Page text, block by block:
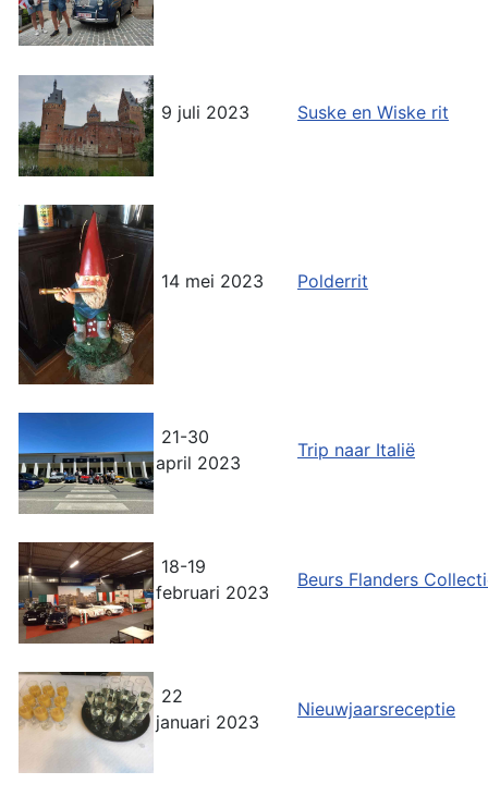
9 juli 2023 Suske en Wiske rit
14 mei 2023 Polderrit
21-30
april 2023
Trip naar Italië
18-19
februari 2023
Beurs Flanders
22
januari 2023
Nieuwjaarsreceptie